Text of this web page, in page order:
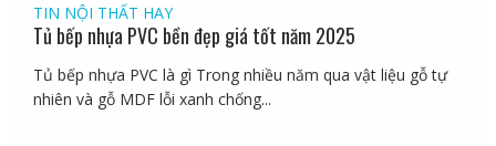
TIN NỘI THẤT HAY
Tủ bếp nhựa PVC bền đẹp giá tốt năm 2025
Tủ bếp nhựa PVC là gì Trong nhiều năm qua vật liệu gỗ tự
nhiên và gỗ MDF lỗi xanh chống...